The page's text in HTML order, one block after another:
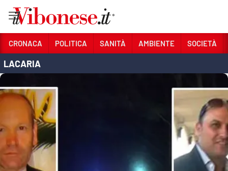
Sezioni
POLITICA
SANITÀ
AMBIENTE
SOCIETÀ
CRONACA POLITICA SANITÀ AMBIENTE SOCIETÀ
LACARIA